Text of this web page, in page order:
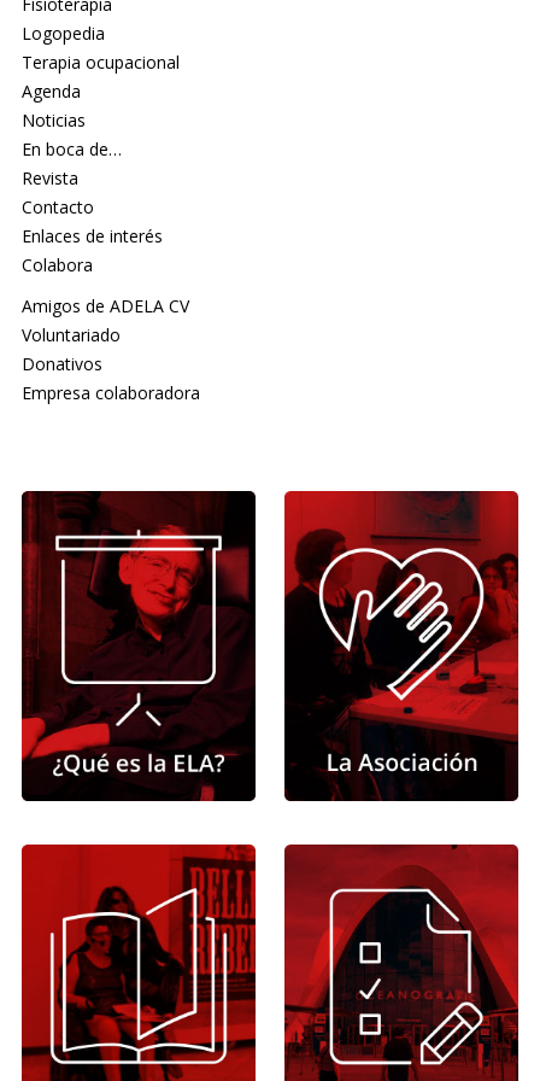
Logopedia
Terapia ocupacional
Agenda
Noticias
En boca de…
Revista
Contacto
Enlaces de interés
Colabora
Amigos de ADELA CV
Voluntariado
Donativos
Empresa colaboradora